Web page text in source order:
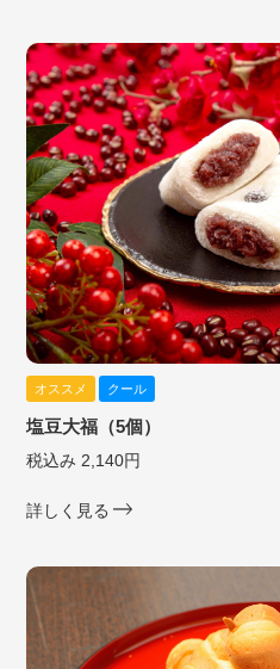
オススメ クール
塩豆大福（5個）
税込み 2,140円
詳しく見る